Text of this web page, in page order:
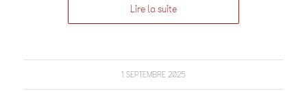
Lire la suite
1 SEPTEMBRE 2025